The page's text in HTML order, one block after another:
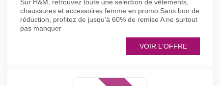
Sur H&M, retrouvez toute une sélection de vêtements,
chaussures et accessoires femme en promo Sans bon de
réduction, profitez de jusqu'à 60% de remise A ne surtout
pas manquer
VOIR L'OFFRE